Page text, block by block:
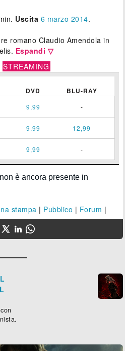
Uscita 6 marzo 2014.
romano Claudio Amendola in
Espandi ▽
STREAMING
DVD BLU-RAY
9,99 -
9,99 12,99
9,99 -
stampa | Pubblico | Forum |